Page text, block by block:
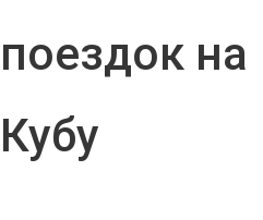
поездок на
Кубу